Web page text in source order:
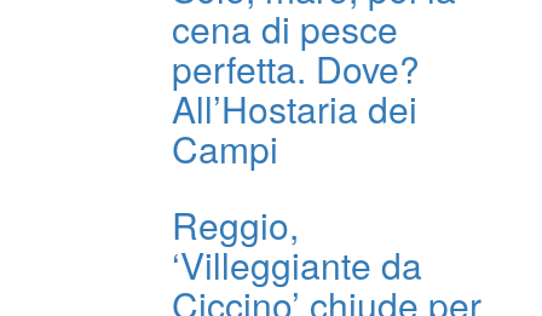
cena di pesce
perfetta. Dove?
All’Hostaria dei
Campi
Reggio,
‘Villeggiante da
Ciccino’ chiude per